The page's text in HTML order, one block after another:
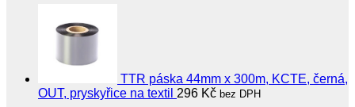
TTR páska 44mm x 300m, KCTE, černá,
OUT, pryskyřice na textil 296 Kč bez DPH